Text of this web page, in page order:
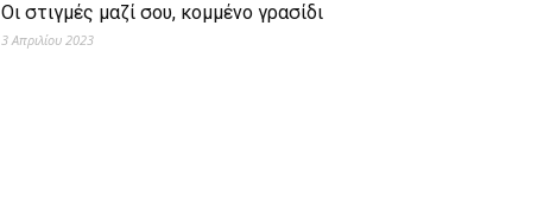
Οι στιγμές μαζί σου, κομμένο γρασίδι
3 Απριλίου 2023